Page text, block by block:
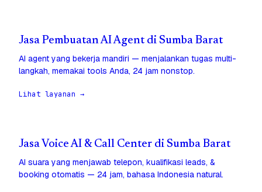
Jasa Pembuatan AI Agent di Sumba Barat
AI agent yang bekerja mandiri — menjalankan tugas multi-
langkah, memakai tools Anda, 24 jam nonstop.
Lihat layanan →
Jasa Voice AI & Call Center di Sumba Barat
AI suara yang menjawab telepon, kualifikasi leads, &
booking otomatis — 24 jam, bahasa Indonesia natural.